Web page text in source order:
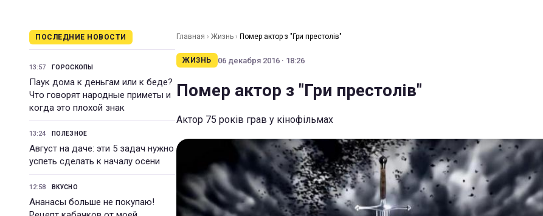
ПОСЛЕДНИЕ НОВОСТИ
13:57 ГОРОСКОПЫ
Паук дома к деньгам или к беде?
Что говорят народные приметы и
когда это плохой знак
13:24 ПОЛЕЗНОЕ
Август на даче: эти 5 задач нужно
успеть сделать к началу осени
12:58 ВКУСНО
Ананасы больше не покупаю!
Главная › Жизнь › Помер актор з "Гри престолів"
ЖИЗНЬ 06 декабря 2016 · 18:26
Помер актор з "Гри престолів"
Актор 75 років грав у кінофільмах